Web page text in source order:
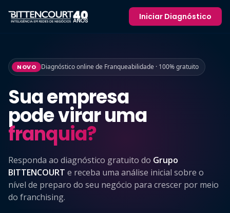
Iniciar Diagnóstico
NOVO Diagnóstico online de Franqueabilidade · 100% gratuito
Sua empresa
pode virar uma
franquia?
Responda ao diagnóstico gratuito do Grupo
BITTENCOURT e receba uma análise inicial sobre o
nível de preparo do seu negócio para crescer por meio
do franchising.